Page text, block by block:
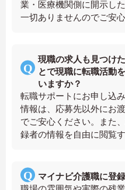
業・医療機関側に開示し
一切ありませんのでご安心
現職の求人も見つけ
とで現職に転職活動
いますか？
転職サポートにお申し込
情報は、応募先以外にお
でご安心ください。また
録者の情報を自由に閲覧
マイナビ介護職に登